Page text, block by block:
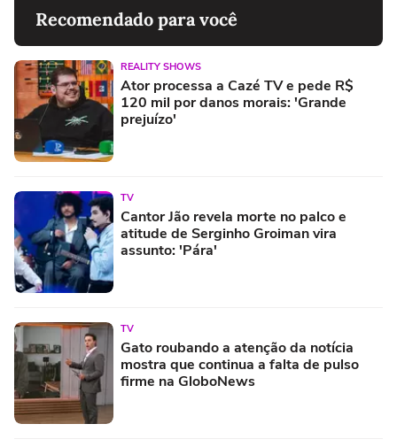
Recomendado para você
REALITY SHOWS
Ator processa a Cazé TV e pede R$
120 mil por danos morais: 'Grande
prejuízo'
TV
Cantor Jão revela morte no palco e
atitude de Serginho Groiman vira
assunto: 'Pára'
TV
Gato roubando a atenção da notícia
mostra que continua a falta de pulso
firme na GloboNews